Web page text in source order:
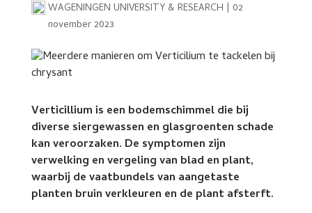
WAGENINGEN UNIVERSITY & RESEARCH | 02
november 2023
Verticillium is een bodemschimmel die bij
diverse siergewassen en glasgroenten schade
kan veroorzaken. De symptomen zijn
verwelking en vergeling van blad en plant,
waarbij de vaatbundels van aangetaste
planten bruin verkleuren en de plant afsterft.